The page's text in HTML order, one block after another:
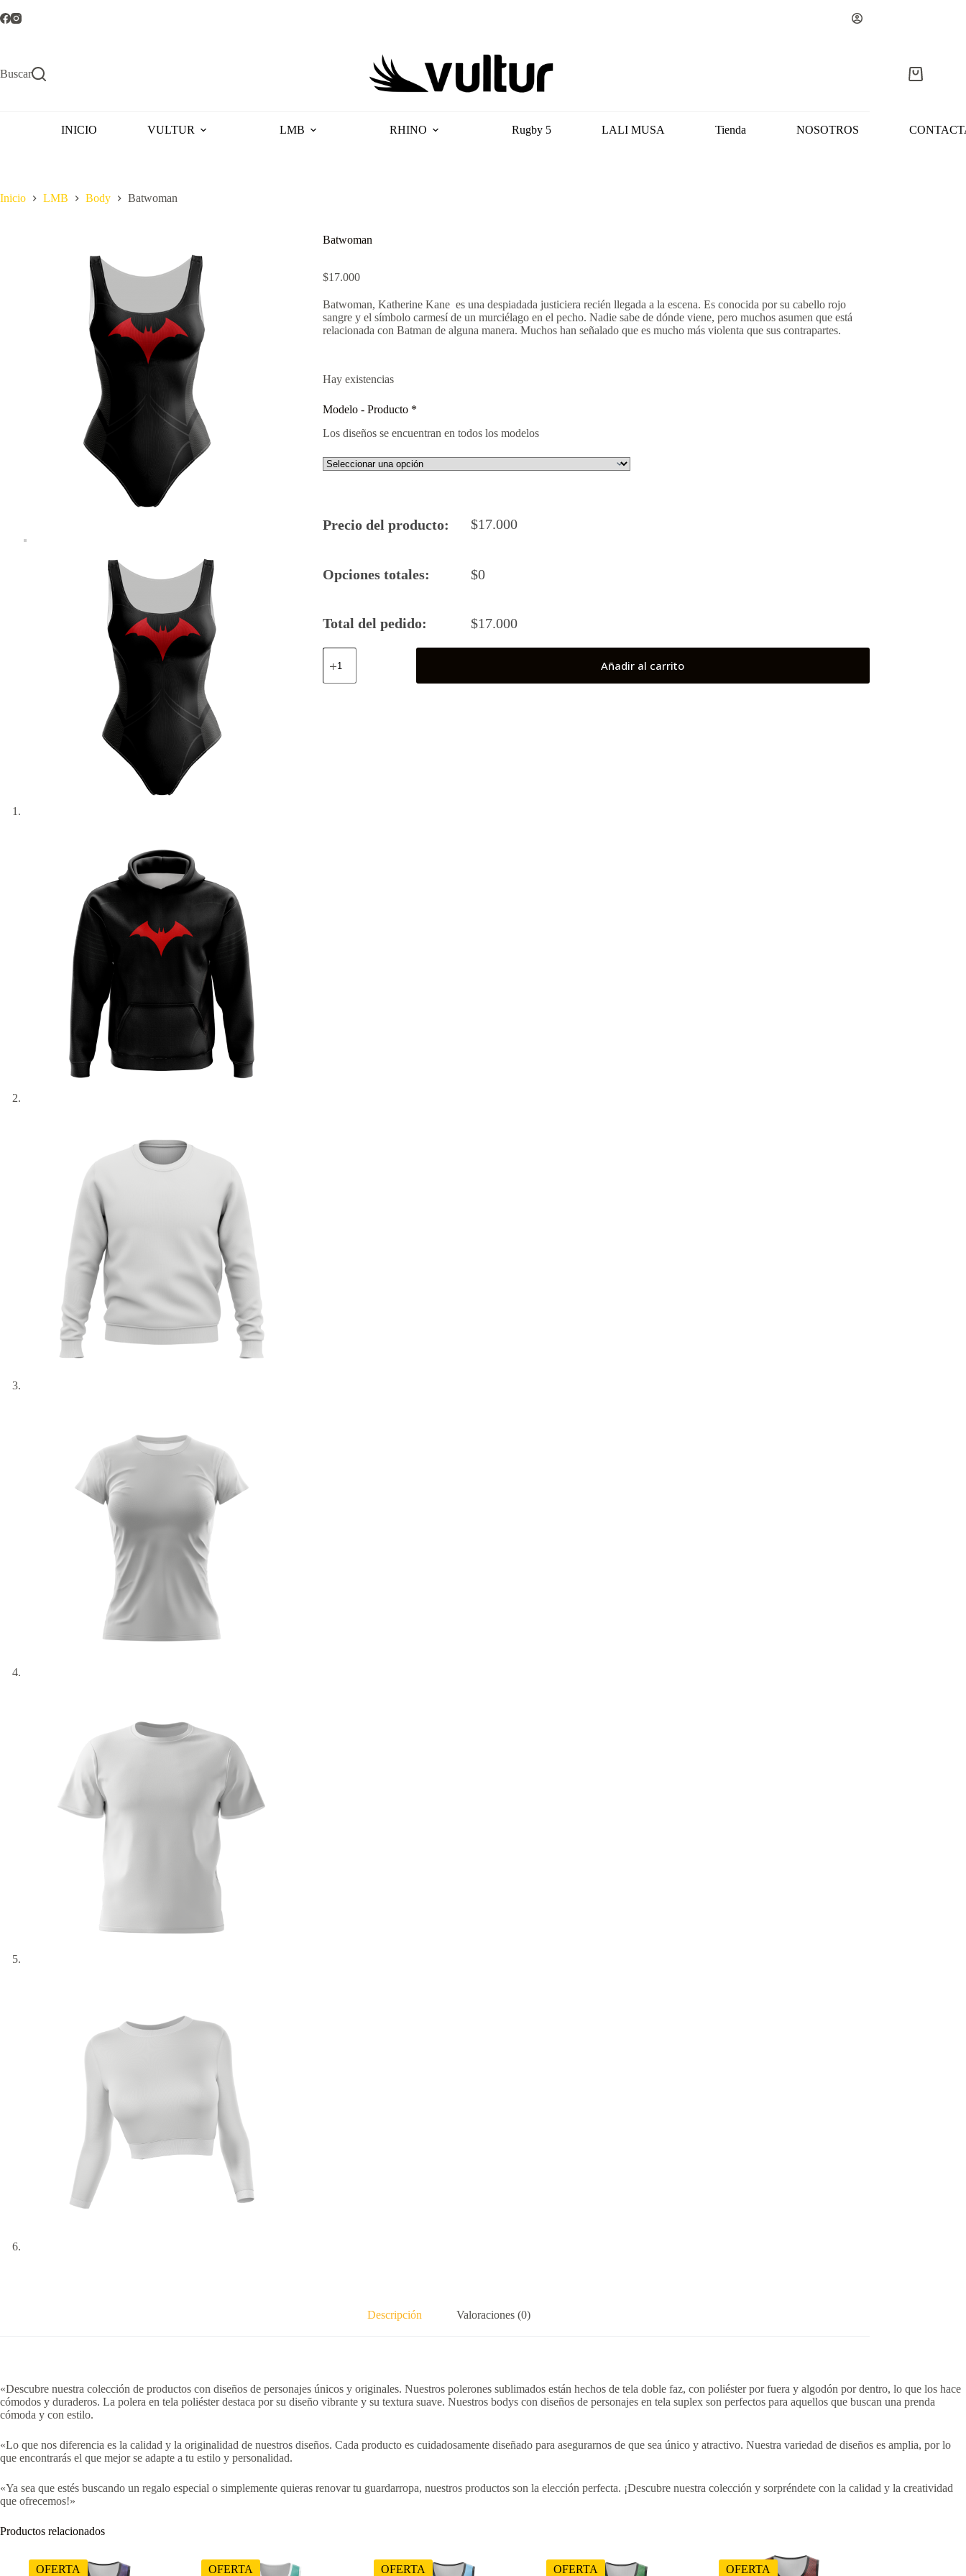
al
Buscar
Carro
INICIO VULTUR LMB RHINO Rugby 5 LALI MUSA Tienda NOSOTROS
Inicio LMB Body Batwoman
Batwoman
$17.000
Batwoman, Katherine Kane es una despiadada justiciera recién llegada a la escena. Es conocida por su cabello rojo
sangre y el símbolo carmesí de un murciélago en el pecho. Nadie sabe de dónde viene, pero muchos asumen que está
relacionada con Batman de alguna manera. Muchos han señalado que es mucho más violenta que sus contrapartes.
Hay existencias
Modelo - Producto *
Los diseños se encuentran en todos los modelos
Precio del producto: $17.000
Opciones totales: $0
Total del pedido: $17.000
Batwoman
cantidad
Añadir al carrito
Descripción Valoraciones (0)
«Descubre nuestra colección de productos con diseños de personajes únicos y originales. Nuestros polerones sublimados están hechos de tela doble faz, con poliéster por fuera y algodón por dentro, lo que los hace
cómodos y duraderos. La polera en tela poliéster destaca por su diseño vibrante y su textura suave. Nuestros bodys con diseños de personajes en tela suplex son perfectos para aquellos que buscan una prenda
cómoda y con estilo.
«Lo que nos diferencia es la calidad y la originalidad de nuestros diseños. Cada producto es cuidadosamente diseñado para asegurarnos de que sea único y atractivo. Nuestra variedad de diseños es amplia, por lo
que encontrarás el que mejor se adapte a tu estilo y personalidad.
«Ya sea que estés buscando un regalo especial o simplemente quieras renovar tu guardarropa, nuestros productos son la elección perfecta. ¡Descubre nuestra colección y sorpréndete con la calidad y la creatividad
que ofrecemos!»
Productos relacionados
OFERTA OFERTA OFERTA OFERTA OFERTA